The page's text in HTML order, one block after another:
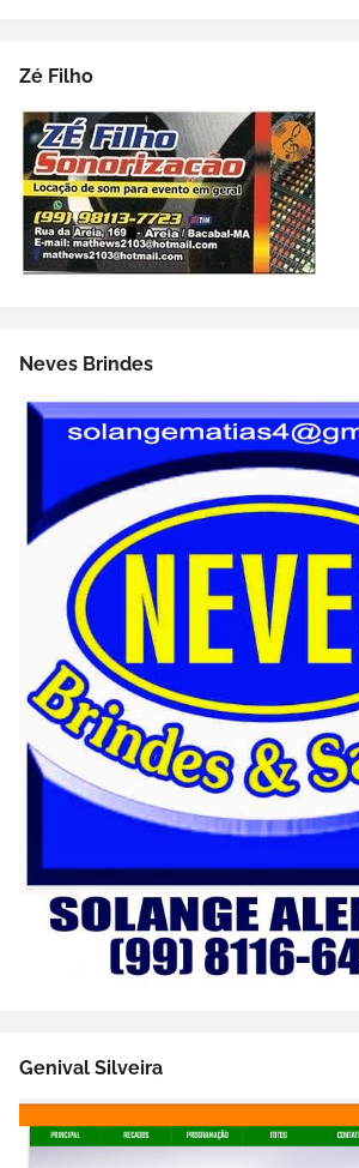
Zé Filho
Neves Brindes
Genival Silveira